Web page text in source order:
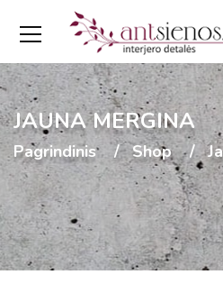
JAUNA MERGINA
Pagrindinis Shop